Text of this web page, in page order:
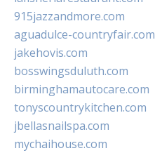
915jazzandmore.com
aguadulce-countryfair.com
jakehovis.com
bosswingsduluth.com
birminghamautocare.com
tonyscountrykitchen.com
jbellasnailspa.com
mychaihouse.com